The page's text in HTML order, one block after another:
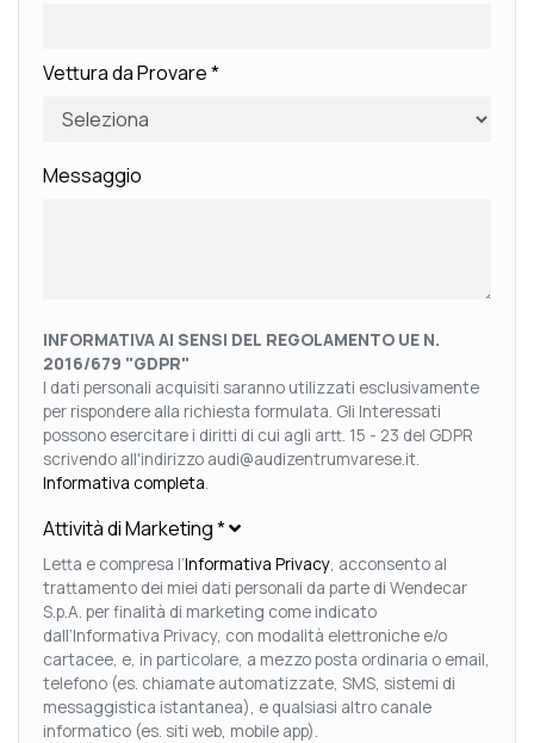
Vettura da Provare*
Messaggio
INFORMATIVA AI SENSI DEL REGOLAMENTO UE N.
2016/679 "GDPR"
I dati personali acquisiti saranno utilizzati esclusivamente
per rispondere alla richiesta formulata. Gli Interessati
possono esercitare i diritti di cui agli artt. 15 - 23 del GDPR
scrivendo all'indirizzo audi@audizentrumvarese.it.
Informativa completa.
Attività di Marketing*
Letta e compresa l’Informativa Privacy, acconsento al
trattamento dei miei dati personali da parte di Wendecar
S.p.A. per finalità di marketing come indicato
dall’Informativa Privacy, con modalità elettroniche e/o
cartacee, e, in particolare, a mezzo posta ordinaria o email,
telefono (es. chiamate automatizzate, SMS, sistemi di
messaggistica istantanea), e qualsiasi altro canale
informatico (es. siti web, mobile app).